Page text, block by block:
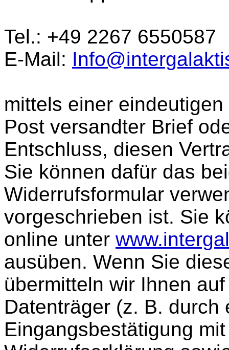
Tel.: +49 2267 6550587
E-Mail:
mittels einer
Post versandter Brief
Entschluss, diesen
Sie können dafür das
Widerrufsformular
vorgeschrieben ist. Sie
online unter
ausüben. Wenn Sie
übermitteln wir Ihnen
Datenträger (z. B.
Eingangsbestätigung